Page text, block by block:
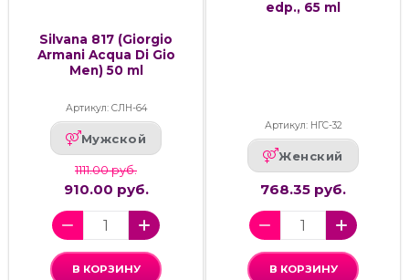
Silvana 817 (Giorgio
Armani Acqua Di Gio
Men) 50 ml
Артикул: СЛН-64
Мужской
1111.00 руб.
910.00 руб.
В КОРЗИНУ
edp., 65 ml
Артикул: НГС-32
Женский
768.35 руб.
В КОРЗИНУ